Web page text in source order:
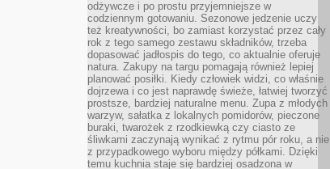
odżywcze i po prostu przyjemniejsze w
codziennym gotowaniu. Sezonowe jedzenie uczy
też kreatywności, bo zamiast korzystać przez cały
rok z tego samego zestawu składników, trzeba
dopasować jadłospis do tego, co aktualnie oferuje
natura. Zakupy na targu pomagają również lepiej
planować posiłki. Kiedy człowiek widzi, co właśnie
dojrzewa i co jest naprawdę świeże, łatwiej tworzyć
prostsze, bardziej naturalne menu. Zupa z młodych
warzyw, sałatka z lokalnych pomidorów, pieczone
buraki, twarożek z rzodkiewką czy ciasto ze
śliwkami zaczynają wynikać z rytmu pór roku, a nie
z przypadkowego wyboru między półkami. Dzięki
temu kuchnia staje się bardziej osadzona w